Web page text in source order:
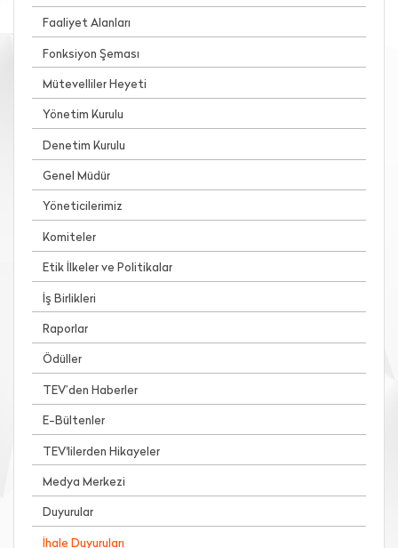
Faaliyet Alanları
Fonksiyon Şeması
Mütevelliler Heyeti
Yönetim Kurulu
Denetim Kurulu
Genel Müdür
Yöneticilerimiz
Komiteler
Etik İlkeler ve Politikalar
İş Birlikleri
Raporlar
Ödüller
TEV’den Haberler
E-Bültenler
TEV'lilerden Hikayeler
Medya Merkezi
Duyurular
İhale Duyuruları